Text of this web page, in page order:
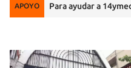
APOYO Para ayudar a